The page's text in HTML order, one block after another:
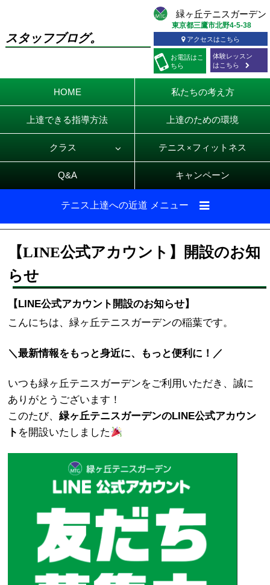
スタッフブログ。
お電話はこ
ちら
東京都三鷹市北野4-5-38
アクセスはこちら
体験レッスン
はこちら
HOME 私たちの考え方
上達できる指導方法 上達のための環境
クラス テニス × フィットネス
Q&A キャンペーン
テニス上達への近道 メニュー
【LINE公式アカウント】開設のお知
らせ
【LINE公式アカウント開設のお知らせ】
こんにちは、緑ヶ丘テニスガーデンの稲葉です。
＼最新情報をもっと身近に、もっと便利に！／
いつも緑ヶ丘テニスガーデンをご利用いただき、誠に
ありがとうございます！
このたび、緑ヶ丘テニスガーデンのLINE公式アカウン
ト を開設いたしました